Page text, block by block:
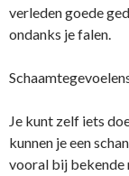
verleden goede
ondanks je falen.
Je kunt zelf iets
kunnen je een
vooral bij bekende